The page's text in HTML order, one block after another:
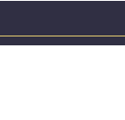
胴単品
木刀